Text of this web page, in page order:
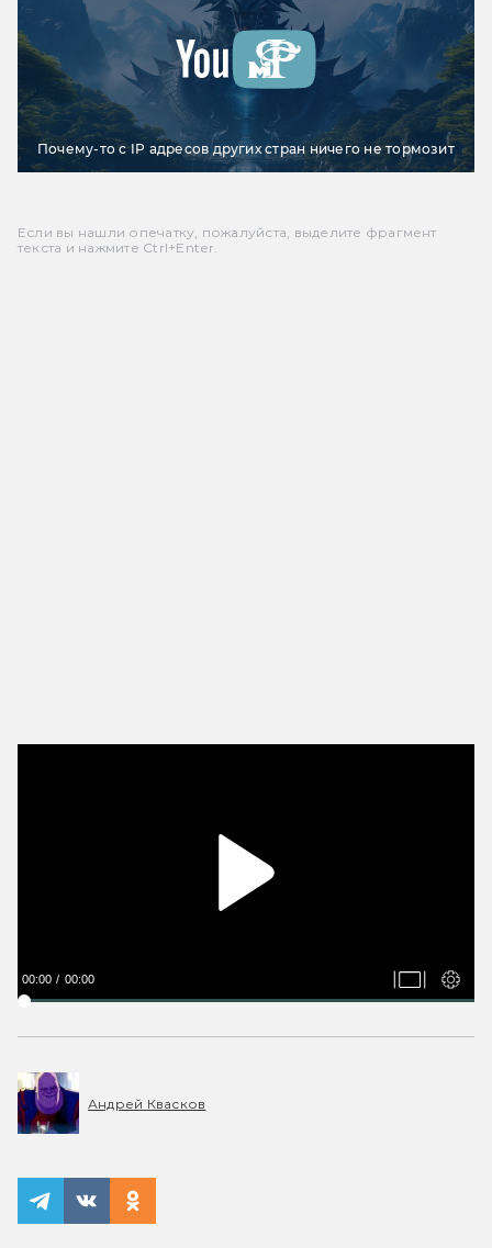
Почему-то с IP адресов других стран ничего не тормозит
Если вы нашли опечатку, пожалуйста, выделите фрагмент
текста и нажмите Ctrl+Enter.
00:00 00:00
Андрей Квасков